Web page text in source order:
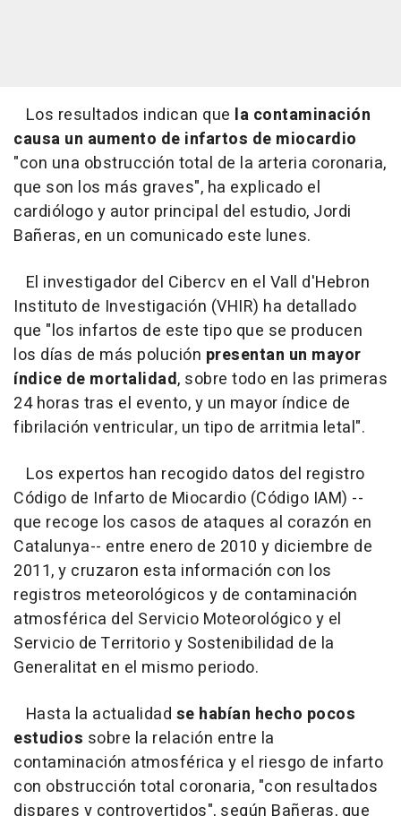
Los resultados indican que la contaminación
causa un aumento de infartos de miocardio
"con una obstrucción total de la arteria coronaria,
que son los más graves", ha explicado el
cardiólogo y autor principal del estudio, Jordi
Bañeras, en un comunicado este lunes.
El investigador del Cibercv en el Vall d'Hebron
Instituto de Investigación (VHIR) ha detallado
que "los infartos de este tipo que se producen
los días de más polución presentan un mayor
índice de mortalidad, sobre todo en las primeras
24 horas tras el evento, y un mayor índice de
fibrilación ventricular, un tipo de arritmia letal".
Los expertos han recogido datos del registro
Código de Infarto de Miocardio (Código IAM) --
que recoge los casos de ataques al corazón en
Catalunya-- entre enero de 2010 y diciembre de
2011, y cruzaron esta información con los
registros meteorológicos y de contaminación
atmosférica del Servicio Moteorológico y el
Servicio de Territorio y Sostenibilidad de la
Generalitat en el mismo periodo.
Hasta la actualidad se habían hecho pocos
estudios sobre la relación entre la
contaminación atmosférica y el riesgo de infarto
con obstrucción total coronaria, "con resultados